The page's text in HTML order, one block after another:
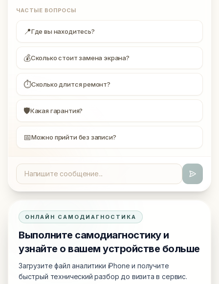
ЧАСТЫЕ ВОПРОСЫ
📍Где вы находитесь?
💰Сколько стоит замена экрана?
⏱Сколько длится ремонт?
🛡Какая гарантия?
📅Можно прийти без записи?
ОНЛАЙН САМОДИАГНОСТИКА
Выполните самодиагностику и
узнайте о вашем устройстве больше
Загрузите файл аналитики iPhone и получите
быстрый технический разбор до визита в сервис.